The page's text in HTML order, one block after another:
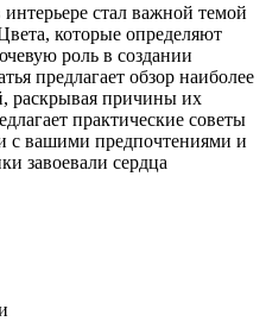
стал важной темой
которые определяют
роль в создании
предлагает обзор наиболее
раскрывая причины их
практические советы
с вашими предпочтениями и
завоевали сердца